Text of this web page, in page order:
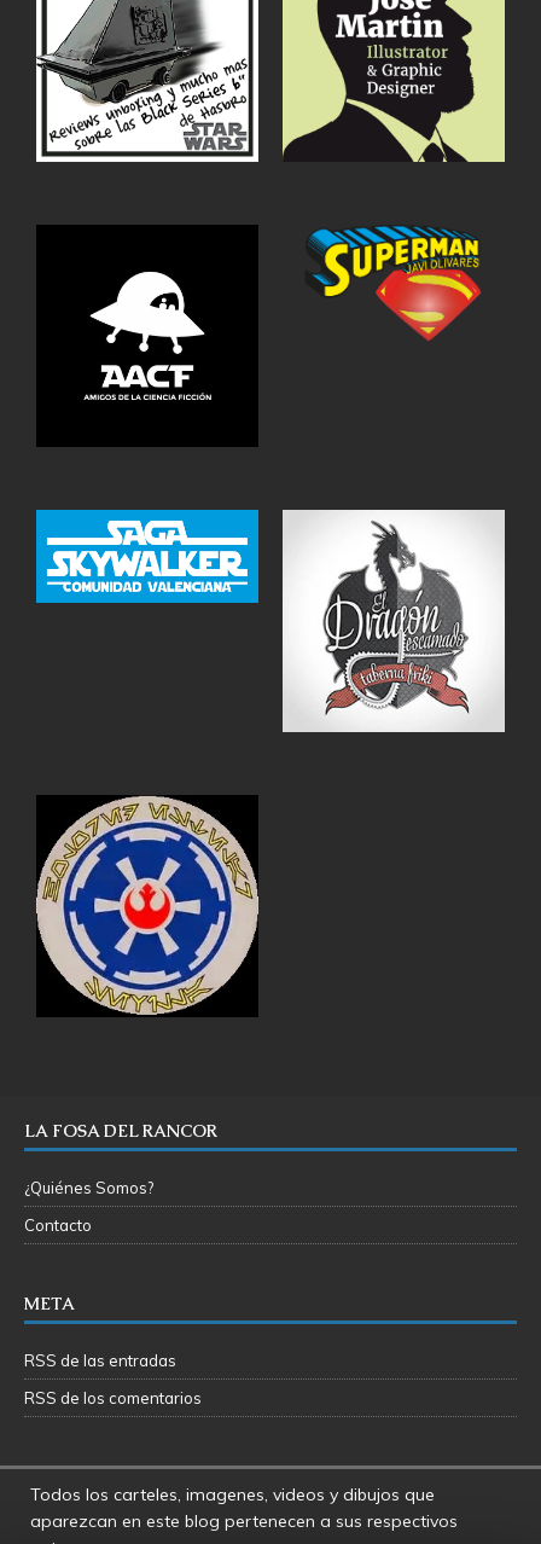
LA FOSA DEL RANCOR
¿Quiénes Somos?
Contacto
META
RSS de las entradas
RSS de los comentarios
Todos los carteles, imagenes, videos y dibujos que
aparezcan en este blog pertenecen a sus respectivos